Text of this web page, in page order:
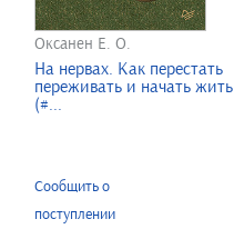
Оксанен Е. О.
На нервах. Как перестать
переживать и начать жить
(#...
Сообщить о
поступлении